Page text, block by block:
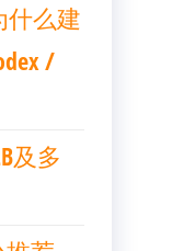
什么建
/
及多